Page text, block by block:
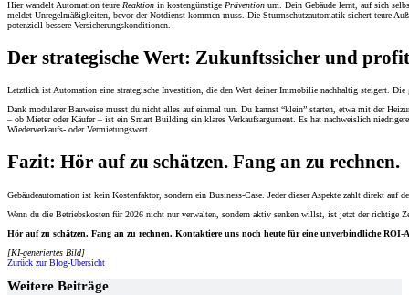
Hier wandelt Automation teure Reaktion in kostengünstige Prävention um. Dein Gebäude lernt, auf sich
meldet Unregelmäßigkeiten, bevor der Notdienst kommen muss. Die Sturmschutzautomatik sichert teure
potenziell bessere Versicherungskonditionen.
Der strategische Wert: Zukunftssicher und
Letztlich ist Automation eine strategische Investition, die den Wert deiner Immobilie nachhaltig steigert.
Dank modularer Bauweise musst du nicht alles auf einmal tun. Du kannst “klein” starten, etwa mit der
– ob Mieter oder Käufer – ist ein Smart Building ein klares Verkaufsargument. Es hat nachweislich
Wiederverkaufs- oder Vermietungswert.
Fazit: Hör auf zu schätzen. Fang an zu rechnen.
Gebäudeautomation ist kein Kostenfaktor, sondern ein Business-Case. Jeder dieser Aspekte zahlt direkt
Wenn du die Betriebskosten für 2026 nicht nur verwalten, sondern aktiv senken willst, ist jetzt der richtige
Hör auf zu schätzen. Fang an zu rechnen. Kontaktiere uns noch heute für eine unverbindliche
[KI-generiertes Bild]
Zurück zur Blog-Übersicht
Weitere Beiträge